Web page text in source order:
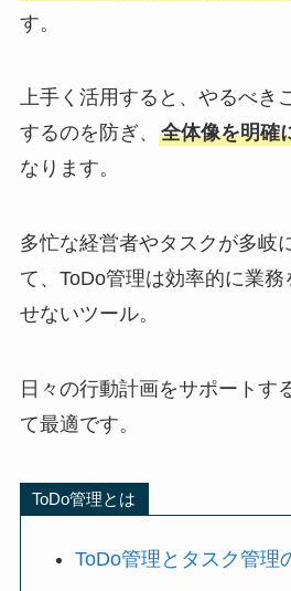
す。
上手く活用すると、やるべき
するのを防ぎ、 全体像を明確
なります。
多忙な経営者やタスクが多岐
て、ToDo管理は効率的に業
せないツール。
日々の行動計画をサポートす
て最適です。
ToDo管理とは
ToDo管理とタスク管理